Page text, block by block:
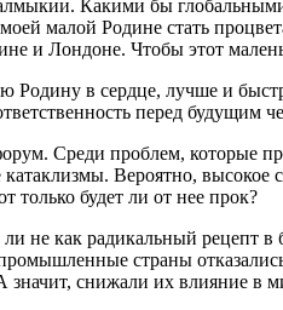
Какими бы
малой Родине стать
и Лондоне. Чтобы этот
в сердце, лучше и
перед будущим
Среди проблем, которые
Вероятно, высокое
будет ли от нее прок?
не как радикальный рецепт
страны
снижали их влияние в